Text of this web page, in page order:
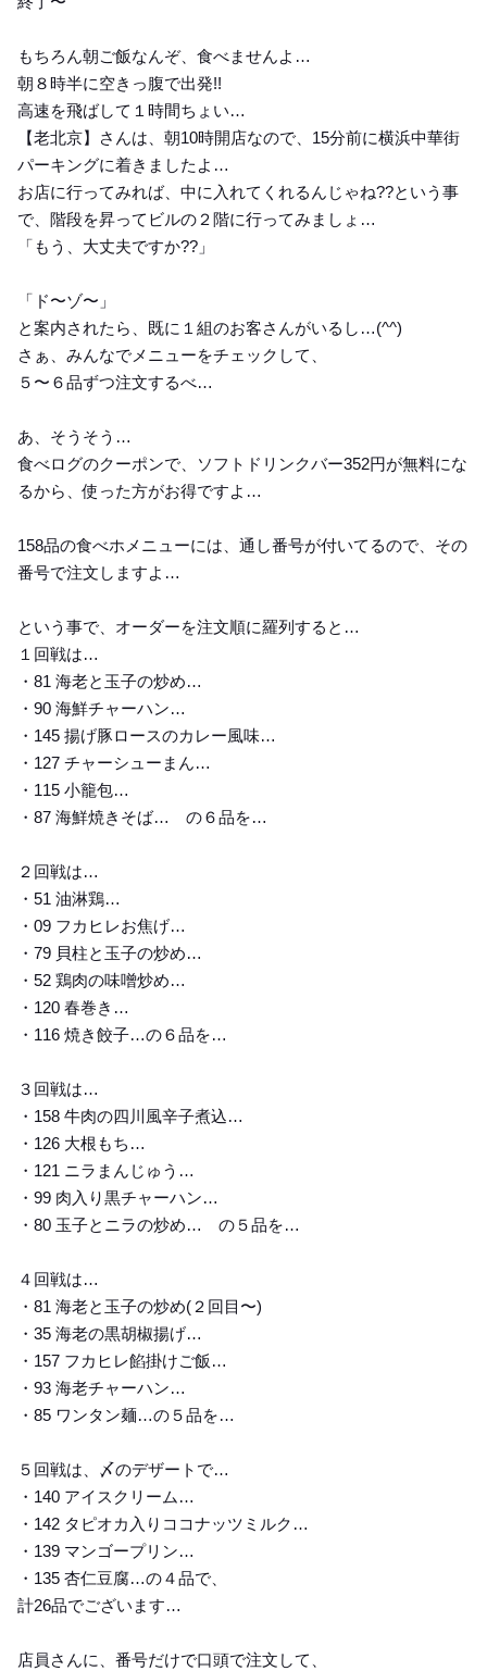
もちろん朝ご飯なんぞ、食べませんよ…
朝８時半に空きっ腹で出発!!
高速を飛ばして１時間ちょい…
【老北京】さんは、朝10時開店なので、15分前に横浜中華街
パーキングに着きましたよ…
お店に行ってみれば、中に入れてくれるんじゃね??という事
で、階段を昇ってビルの２階に行ってみましょ…
「もう、大丈夫ですか??」
「ド〜ゾ〜」
と案内されたら、既に１組のお客さんがいるし…(⁠^⁠^⁠)
さぁ、みんなでメニューをチェックして、
５〜６品ずつ注文するべ…
あ、そうそう…
食べログのクーポンで、ソフトドリンクバー352円が無料にな
るから、使った方がお得ですよ…
158品の食べホメニューには、通し番号が付いてるので、その
番号で注文しますよ…
という事で、オーダーを注文順に羅列すると…
１回戦は…
・81 海老と玉子の炒め…
・90 海鮮チャーハン…
・145 揚げ豚ロースのカレー風味…
・127 チャーシューまん…
・115 小籠包…
・87 海鮮焼きそば… の６品を…
２回戦は…
・51 油淋鶏…
・09 フカヒレお焦げ…
・79 貝柱と玉子の炒め…
・52 鶏肉の味噌炒め…
・120 春巻き…
・116 焼き餃子…の６品を…
３回戦は…
・158 牛肉の四川風辛子煮込…
・126 大根もち…
・121 ニラまんじゅう…
・99 肉入り黒チャーハン…
・80 玉子とニラの炒め… の５品を…
４回戦は…
・81 海老と玉子の炒め(２回目〜)
・35 海老の黒胡椒揚げ…
・157 フカヒレ餡掛けご飯…
・93 海老チャーハン…
・85 ワンタン麺…の５品を…
５回戦は、〆のデザートで…
・140 アイスクリーム…
・142 タピオカ入りココナッツミルク…
・139 マンゴープリン…
・135 杏仁豆腐…の４品で、
計26品でございます…
店員さんに、番号だけで口頭で注文して、